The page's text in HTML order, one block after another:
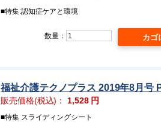
■特集:認知症ケアと環境
数量：
福祉介護テクノプラス 2019年8月号
販売価格(税込)： 1,528円
■特集 スライディングシート